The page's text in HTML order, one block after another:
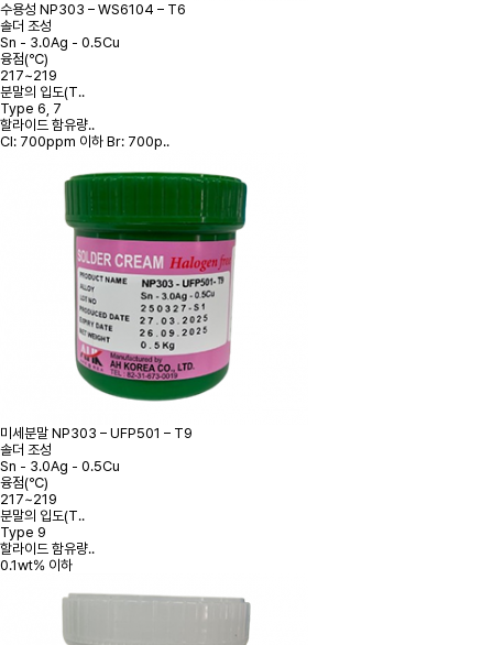
수용성 NP303 – WS6104 – T6
솔더 조성
Sn - 3.0Ag - 0.5Cu
융점(℃)
217~219
분말의 입도(T..
Type 6, 7
할라이드 함유량..
Cl: 700ppm 이하 Br: 700p..
미세분말 NP303 – UFP501 – T9
솔더 조성
Sn - 3.0Ag - 0.5Cu
융점(℃)
217~219
분말의 입도(T..
Type 9
할라이드 함유량..
0.1wt% 이하